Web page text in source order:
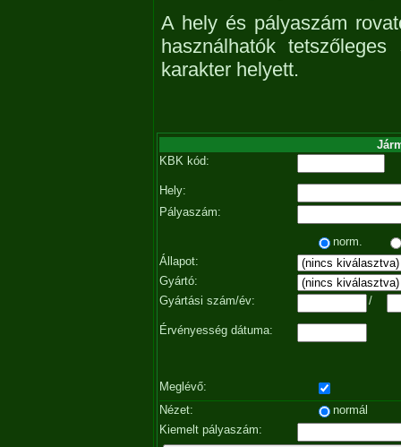
A hely és pályaszám
használhatók
karakter helyett.
KBK kód:
Hely:
Pályaszám:
norm.
Állapot:
Gyártó:
Gyártási szám/év:
/
Érvényesség dátuma:
Meglévő:
Nézet:
normál
Kiemelt pályaszám: